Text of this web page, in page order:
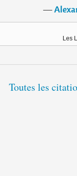
―
Les
Toutes les